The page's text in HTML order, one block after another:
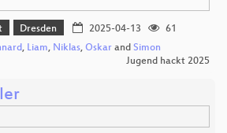
Dresden 2025-04-13
61
, Liam, Niklas, Oskar and Simon
Jugend hackt 2025